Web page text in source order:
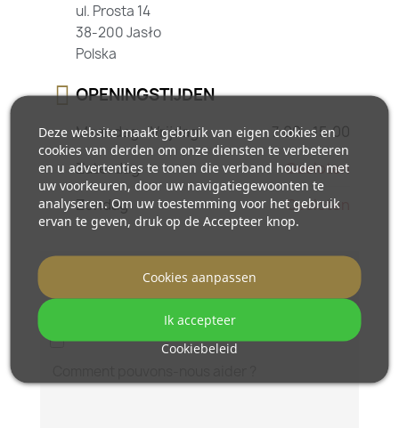
ul. Prosta 14
38-200 Jasło
Polska
OPENINGSTIJDEN
Maandag - Vrijdag
7:00 - 15:00
Zaterdag
Gesloten
Zondag
Gesloten
Deze website maakt gebruik van eigen cookies en
cookies van derden om onze diensten te verbeteren
en u advertenties te tonen die verband houden met
uw voorkeuren, door uw navigatiegewoonten te
analyseren. Om uw toestemming voor het gebruik
ervan te geven, druk op de Accepteer knop.
Cookiebeleid
Cookies aanpassen
Ik accepteer